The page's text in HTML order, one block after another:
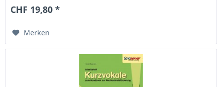
CHF 19,80 *
Merken